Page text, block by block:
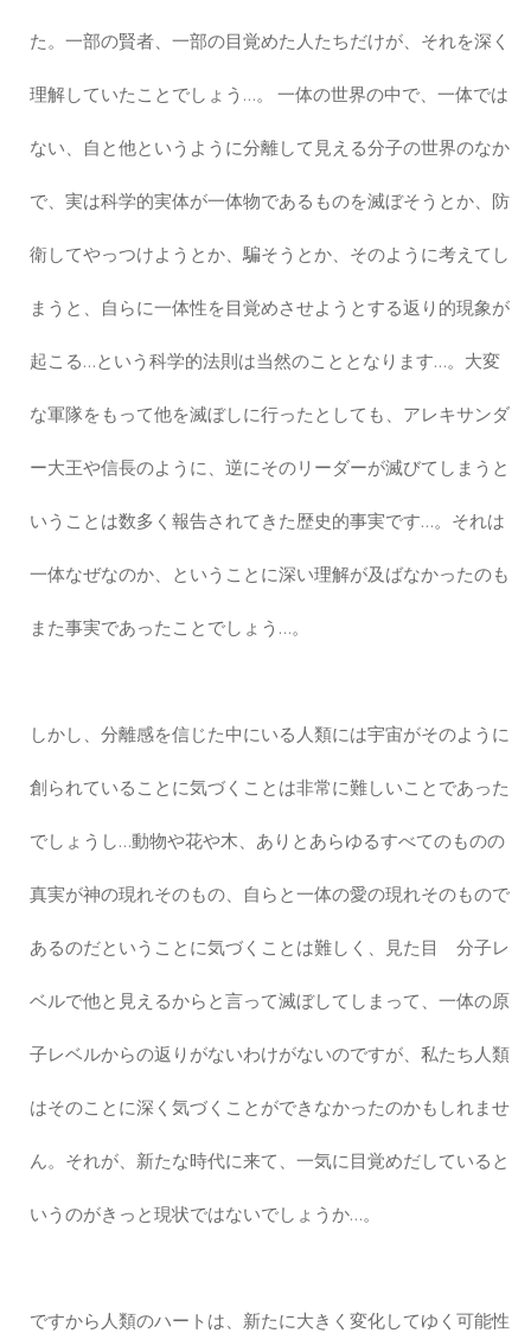
た。一部の賢者、一部の目覚めた人たちだけが、それを深く
理解していたことでしょう…。 一体の世界の中で、一体では
ない、自と他というように分離して見える分子の世界のなか
で、実は科学的実体が一体物であるものを滅ぼそうとか、防
衛してやっつけようとか、騙そうとか、そのように考えてし
まうと、自らに一体性を目覚めさせようとする返り的現象が
起こる…という科学的法則は当然のこととなります…。大変
な軍隊をもって他を滅ぼしに行ったとしても、アレキサンダ
ー大王や信長のように、逆にそのリーダーが滅びてしまうと
いうことは数多く報告されてきた歴史的事実です…。それは
一体なぜなのか、ということに深い理解が及ばなかったのも
また事実であったことでしょう…。
しかし、分離感を信じた中にいる人類には宇宙がそのように
創られていることに気づくことは非常に難しいことであった
でしょうし…動物や花や木、ありとあらゆるすべてのものの
真実が神の現れそのもの、自らと一体の愛の現れそのもので
あるのだということに気づくことは難しく、見た目 分子レ
ベルで他と見えるからと言って滅ぼしてしまって、一体の原
子レベルからの返りがないわけがないのですが、私たち人類
はそのことに深く気づくことができなかったのかもしれませ
ん。それが、新たな時代に来て、一気に目覚めだしていると
いうのがきっと現状ではないでしょうか…。
ですから人類のハートは、新たに大きく変化してゆく可能性